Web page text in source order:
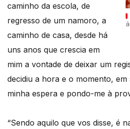
caminho da escola, de
regresso de um namoro, a
caminho de casa, desde há
uns anos que crescia em
mim a vontade de deixar um
decidiu a hora e o momento,
minha espera e pondo-me à
“Sendo aquilo que vos disse, é